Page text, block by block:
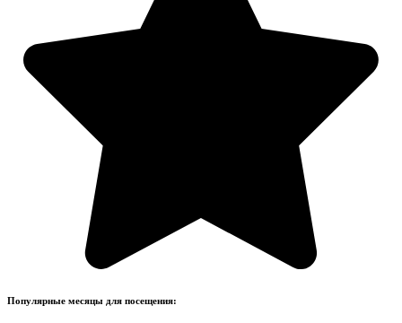
Популярные месяцы для посещения: